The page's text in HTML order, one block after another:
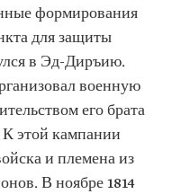
формирования
для защиты
в Эд-Диръию.
военную
его брата
этой кампании
и племена из
В ноябре 1814